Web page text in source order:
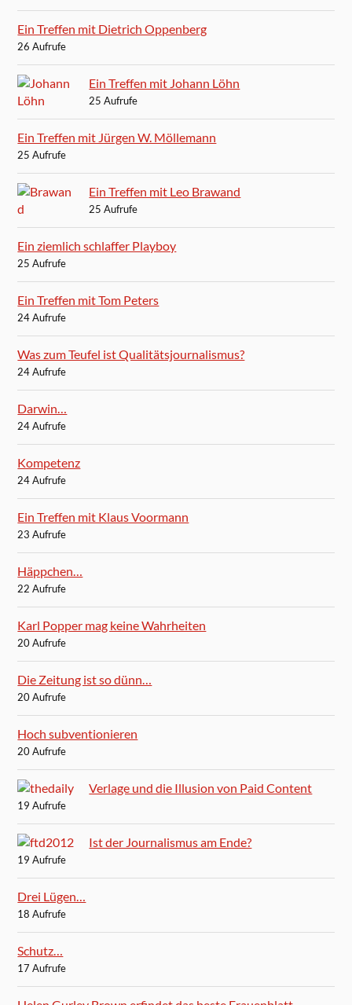
Ein Treffen mit Dietrich Oppenberg
26 Aufrufe
Ein Treffen mit Johann Löhn
25 Aufrufe
Ein Treffen mit Jürgen W. Möllemann
25 Aufrufe
Ein Treffen mit Leo Brawand
25 Aufrufe
Ein ziemlich schlaffer Playboy
25 Aufrufe
Ein Treffen mit Tom Peters
24 Aufrufe
Was zum Teufel ist Qualitätsjournalismus?
24 Aufrufe
Darwin…
24 Aufrufe
Kompetenz
24 Aufrufe
Ein Treffen mit Klaus Voormann
23 Aufrufe
Häppchen…
22 Aufrufe
Karl Popper mag keine Wahrheiten
20 Aufrufe
Die Zeitung ist so dünn…
20 Aufrufe
Hoch subventionieren
20 Aufrufe
Verlage und die Illusion von Paid Content
19 Aufrufe
Ist der Journalismus am Ende?
19 Aufrufe
Drei Lügen…
18 Aufrufe
Schutz…
17 Aufrufe